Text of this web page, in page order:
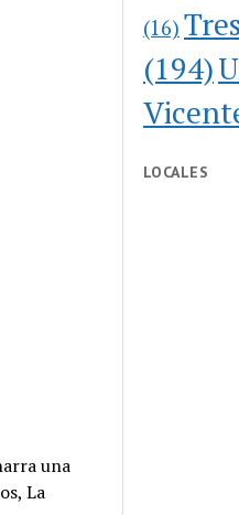
una
La
(16)
(194)
LOCALES